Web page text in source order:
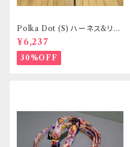
Polka Dot (S) ハーネス&リー
ドセット _ フントヒュッテオリジ
ナル
¥6,237
30%OFF